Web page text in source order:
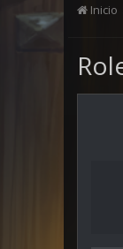
Inicio